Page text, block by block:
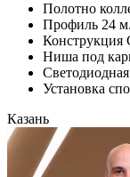
Полотно
Профиль 24
Конструкция
Ниша под
Установка
Казань